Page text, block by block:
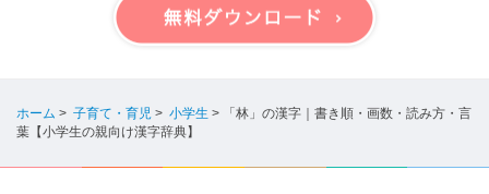
ホーム > 子育て・育児 > 小学生 >
「林」の漢字｜書き順・画数・読み方・言
葉【小学生の親向け漢字辞典】